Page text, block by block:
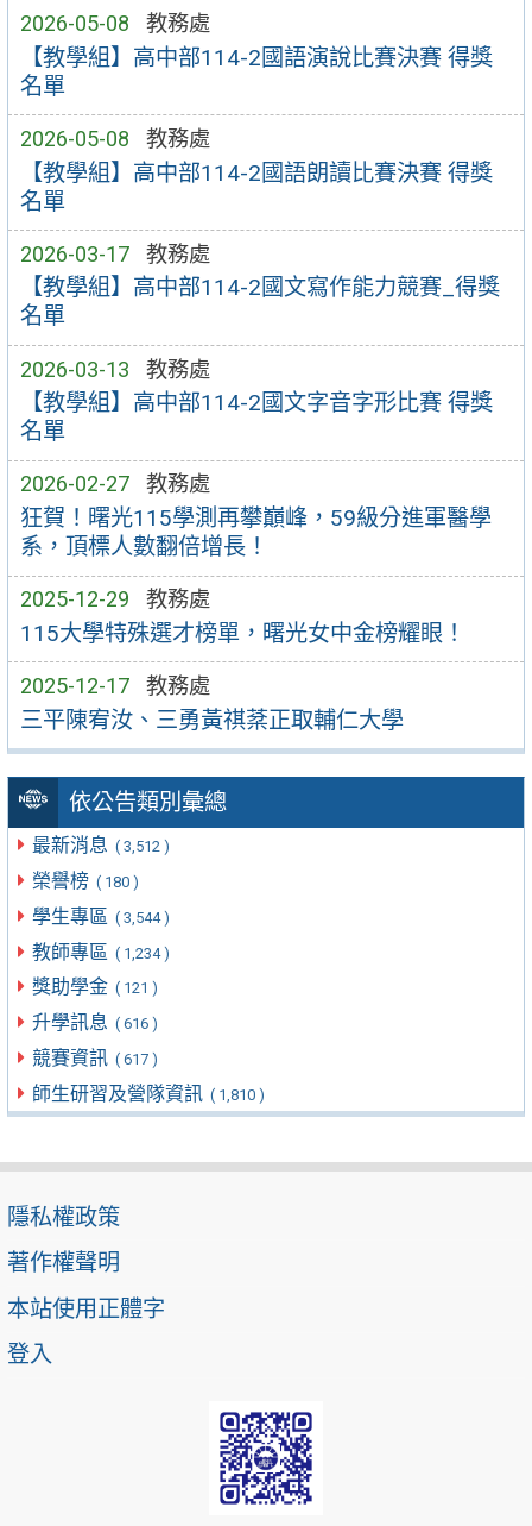
2026-05-08 教務處
【教學組】高中部114-2國語演說比賽決賽 得獎
名單
2026-05-08 教務處
【教學組】高中部114-2國語朗讀比賽決賽 得獎
名單
2026-03-17 教務處
【教學組】高中部114-2國文寫作能力競賽_得獎
名單
2026-03-13 教務處
【教學組】高中部114-2國文字音字形比賽 得獎
名單
2026-02-27 教務處
狂賀！曙光115學測再攀巔峰，59級分進軍醫學
系，頂標人數翻倍增長！
2025-12-29 教務處
115大學特殊選才榜單，曙光女中金榜耀眼！
2025-12-17 教務處
三平陳宥汝、三勇黃祺棻正取輔仁大學
依公告類別彙總
最新消息 ( 3,512 )
榮譽榜 ( 180 )
學生專區 ( 3,544 )
教師專區 ( 1,234 )
獎助學金 ( 121 )
升學訊息 ( 616 )
競賽資訊 ( 617 )
師生研習及營隊資訊 ( 1,810 )
隱私權政策
著作權聲明
本站使用正體字
登入